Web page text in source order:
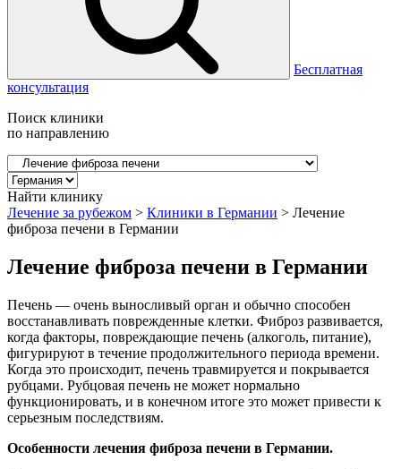
Бесплатная
консультация
Поиск клиники
по направлению
Найти клинику
Лечение за рубежом > Клиники в Германии > Лечение
фиброза печени в Германии
Лечение фиброза печени в Германии
Печень — очень выносливый орган и обычно способен
восстанавливать поврежденные клетки. Фиброз развивается,
когда факторы, повреждающие печень (алкоголь, питание),
фигурируют в течение продолжительного периода времени.
Когда это происходит, печень травмируется и покрывается
рубцами. Рубцовая печень не может нормально
функционировать, и в конечном итоге это может привести к
серьезным последствиям.
Особенности лечения фиброза печени в Германии.